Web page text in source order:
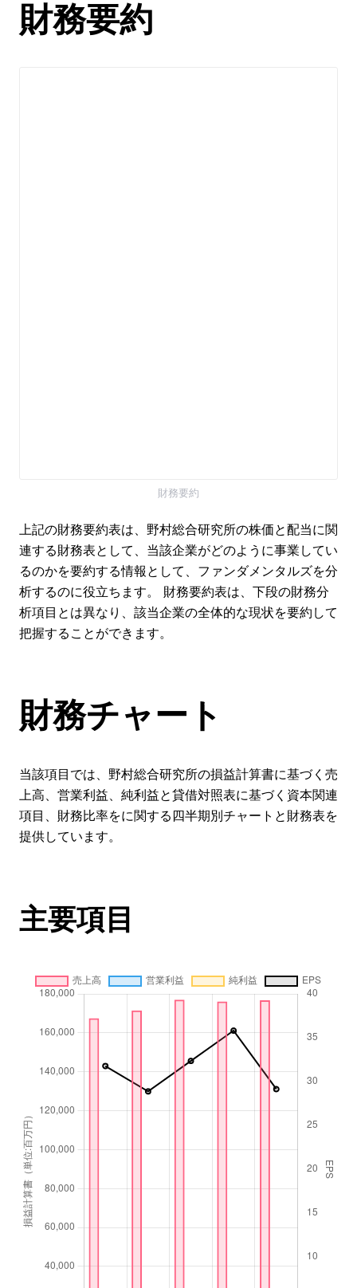
財務要約
財務要約
上記の財務要約表は、野村総合研究所の株価と配当に関
連する財務表として、当該企業がどのように事業してい
るのかを要約する情報として、ファンダメンタルズを分
析するのに役立ちます。 財務要約表は、下段の財務分
析項目とは異なり、該当企業の全体的な現状を要約して
把握することができます。
財務チャート
当該項目では、野村総合研究所の損益計算書に基づく売
上高、営業利益、純利益と貸借対照表に基づく資本関連
項目、財務比率をに関する四半期別チャートと財務表を
提供しています。
主要項目